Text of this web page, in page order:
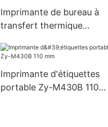
Imprimante de bureau à
transfert thermique
découpeuse automatique
Imprimante d'étiquettes
portable Zy-M430B 110